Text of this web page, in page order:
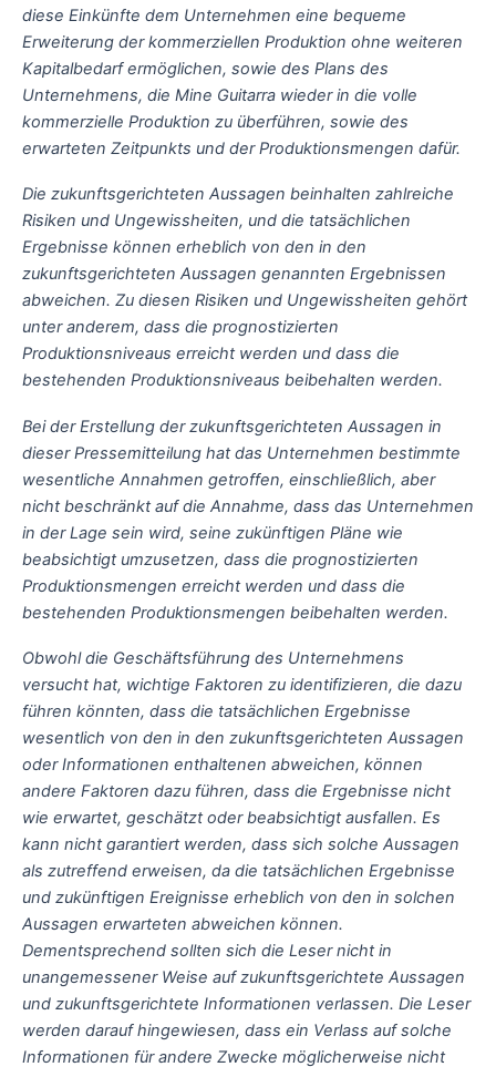
diese Einkünfte dem Unternehmen eine bequeme
Erweiterung der kommerziellen Produktion ohne weiteren
Kapitalbedarf ermöglichen, sowie des Plans des
Unternehmens, die Mine Guitarra wieder in die volle
kommerzielle Produktion zu überführen, sowie des
erwarteten Zeitpunkts und der Produktionsmengen dafür.
Die zukunftsgerichteten Aussagen beinhalten zahlreiche
Risiken und Ungewissheiten, und die tatsächlichen
Ergebnisse können erheblich von den in den
zukunftsgerichteten Aussagen genannten Ergebnissen
abweichen. Zu diesen Risiken und Ungewissheiten gehört
unter anderem, dass die prognostizierten
Produktionsniveaus erreicht werden und dass die
bestehenden Produktionsniveaus beibehalten werden.
Bei der Erstellung der zukunftsgerichteten Aussagen in
dieser Pressemitteilung hat das Unternehmen bestimmte
wesentliche Annahmen getroffen, einschließlich, aber
nicht beschränkt auf die Annahme, dass das Unternehmen
in der Lage sein wird, seine zukünftigen Pläne wie
beabsichtigt umzusetzen, dass die prognostizierten
Produktionsmengen erreicht werden und dass die
bestehenden Produktionsmengen beibehalten werden.
Obwohl die Geschäftsführung des Unternehmens
versucht hat, wichtige Faktoren zu identifizieren, die dazu
führen könnten, dass die tatsächlichen Ergebnisse
wesentlich von den in den zukunftsgerichteten Aussagen
oder Informationen enthaltenen abweichen, können
andere Faktoren dazu führen, dass die Ergebnisse nicht
wie erwartet, geschätzt oder beabsichtigt ausfallen. Es
kann nicht garantiert werden, dass sich solche Aussagen
als zutreffend erweisen, da die tatsächlichen Ergebnisse
und zukünftigen Ereignisse erheblich von den in solchen
Aussagen erwarteten abweichen können.
Dementsprechend sollten sich die Leser nicht in
unangemessener Weise auf zukunftsgerichtete Aussagen
und zukunftsgerichtete Informationen verlassen. Die Leser
werden darauf hingewiesen, dass ein Verlass auf solche
Informationen für andere Zwecke möglicherweise nicht